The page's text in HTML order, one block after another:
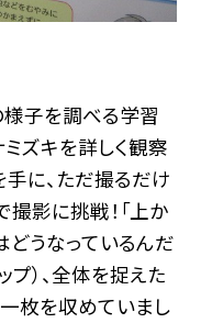
子を調べる学習
ズキを詳しく観察
に、ただ撮るだけ
撮影に挑戦！「上か
どうなっているんだ
プ）、全体を捉えた
一枚を収めていまし